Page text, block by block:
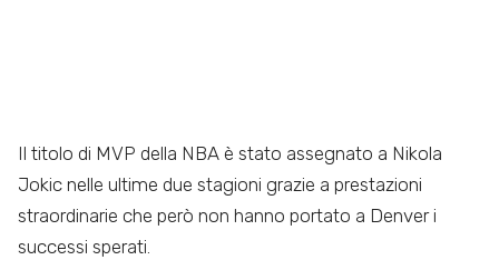
Il titolo di MVP della NBA è stato assegnato a Nikola
Jokic nelle ultime due stagioni grazie a prestazioni
straordinarie che però non hanno portato a Denver i
successi sperati.